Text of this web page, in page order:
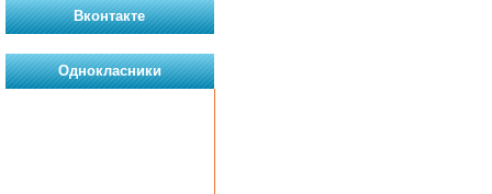
Вконтакте
Однокласники